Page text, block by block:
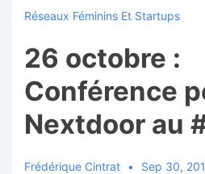
Réseaux Féminins Et Startups
26 octobre :
Conférence
Nextdoor au
Frédérique Cintrat Sep 30,